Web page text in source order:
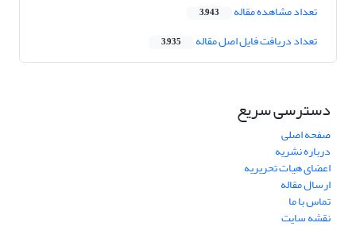
تعداد مشاهده مقاله 3,943
تعداد دریافت فایل اصل مقاله 3,935
دسترسی سریع
صفحه اصلی
درباره نشریه
اعضای هیات تحریریه
ارسال مقاله
تماس با ما
نقشه سایت